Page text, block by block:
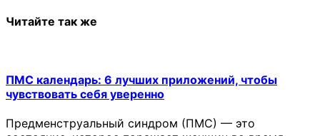
Читайте так же
ПМС календарь: 6 лучших приложений, чтобы
чувствовать себя уверенно
Предменструальный синдром (ПМС) — это